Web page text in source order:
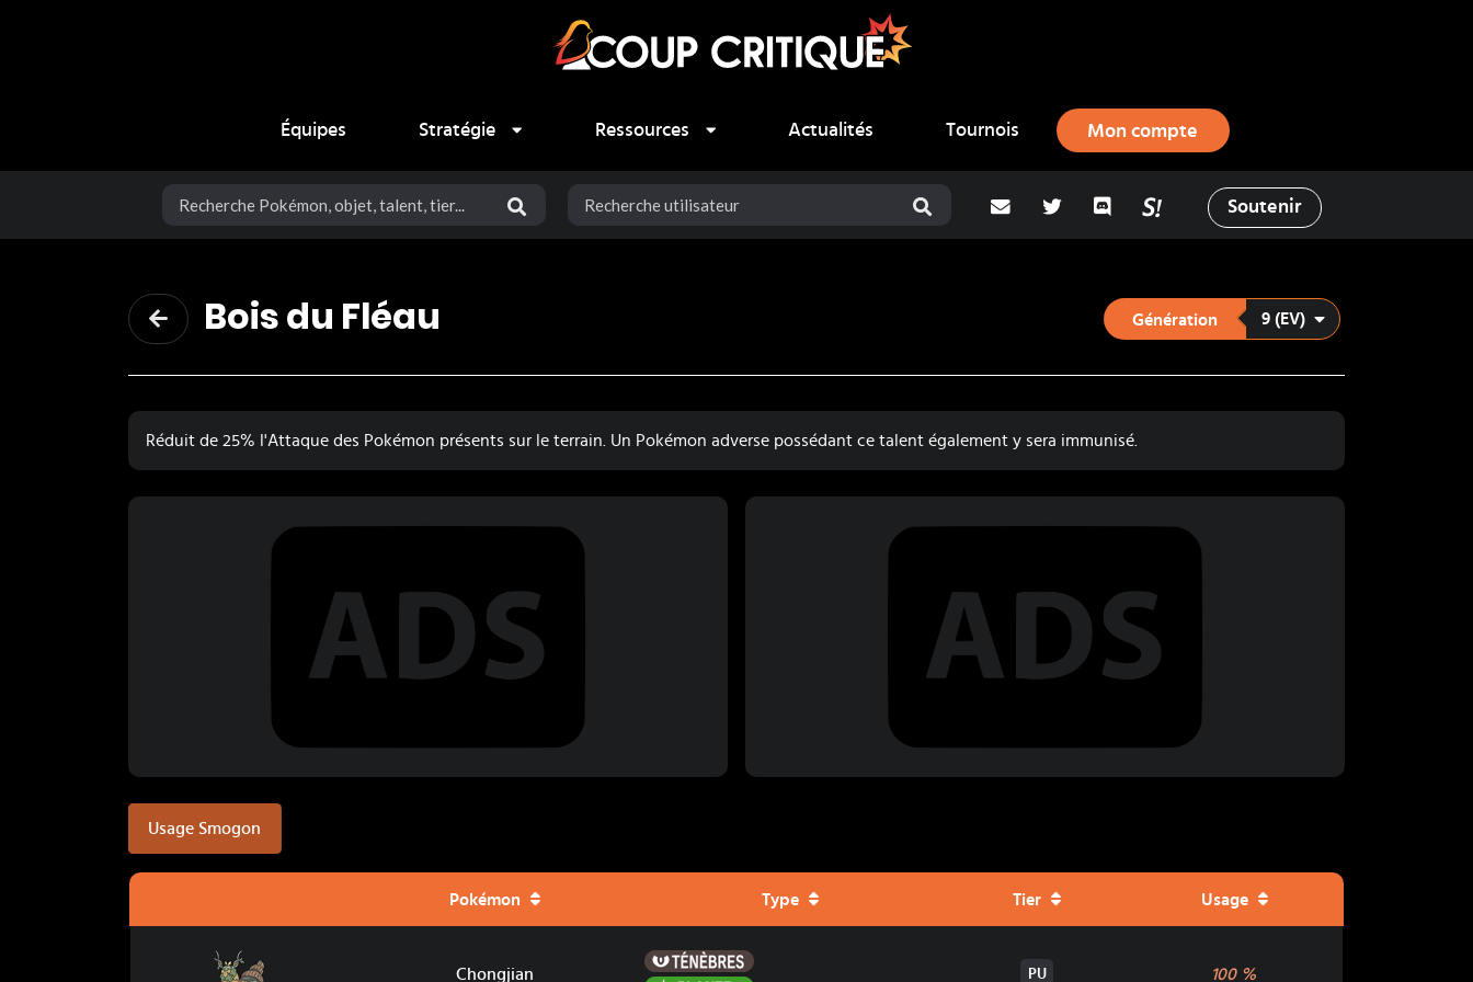
Équipes
Stratégie Ressources Actualités Tournois Mon compte
adresse email
Twitter DiscordLa Salty Room sur Pokémon
Soutenir
Bois du Fléau Génération 9 (EV)
Réduit de 25% l'Attaque des Pokémon présents sur le terrain. Un Pokémon adverse possédant ce talent également y sera immunisé.
Usage Smogon
Pokémon Type Tier Usage
Chongjian
Ténèbres
PU 100%